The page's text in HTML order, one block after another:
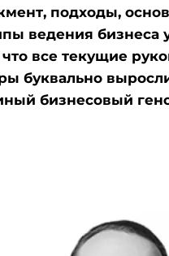
подходы,
ведения бизнеса
все текущие
буквально
бизнесовый